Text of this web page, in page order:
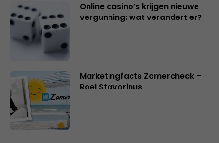
Online casino’s krijgen nieuwe
vergunning: wat verandert er?
Marketingfacts Zomercheck –
Roel Stavorinus